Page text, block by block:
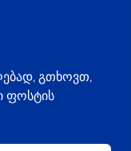
გთხოვთ,
ფოსტის